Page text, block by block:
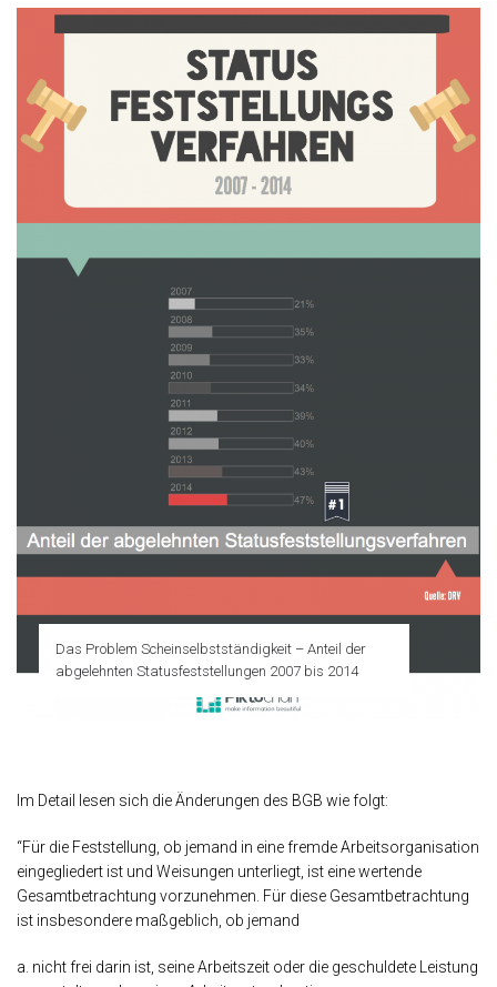
Das Problem Scheinselbstständigkeit – Anteil der
abgelehnten Statusfeststellungen 2007 bis 2014
Im Detail lesen sich die Änderungen des BGB wie folgt:
“Für die Feststellung, ob jemand in eine fremde Arbeitsorganisation
eingegliedert ist und Weisungen unterliegt, ist eine wertende
Gesamtbetrachtung vorzunehmen. Für diese Gesamtbetrachtung
ist insbesondere maßgeblich, ob jemand
a. nicht frei darin ist, seine Arbeitszeit oder die geschuldete Leistung